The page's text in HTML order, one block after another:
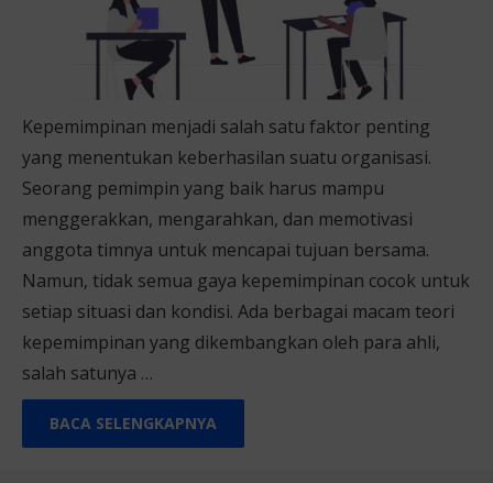
Kepemimpinan menjadi salah satu faktor penting
yang menentukan keberhasilan suatu organisasi.
Seorang pemimpin yang baik harus mampu
menggerakkan, mengarahkan, dan memotivasi
anggota timnya untuk mencapai tujuan bersama.
Namun, tidak semua gaya kepemimpinan cocok untuk
setiap situasi dan kondisi. Ada berbagai macam teori
kepemimpinan yang dikembangkan oleh para ahli,
salah satunya …
BACA SELENGKAPNYA